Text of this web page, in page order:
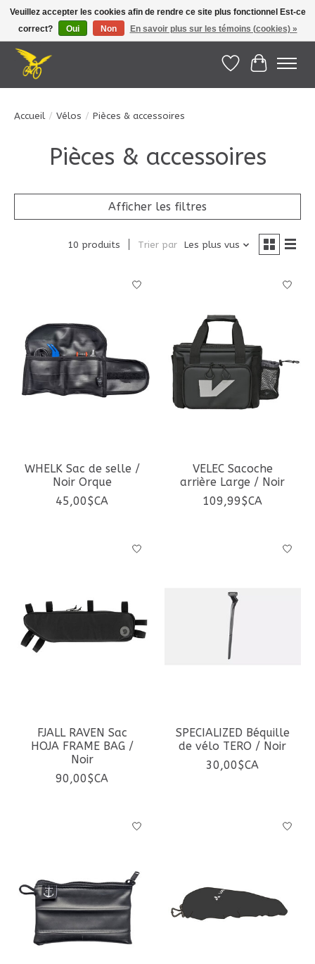
Le Pédalier | Îles de la Madeleine |info@lepedalier.com| 1-418-986-2965
Liste dePanier
Accueil / Vélos / Pièces & accessoires
Pièces & accessoires
Afficher les filtres
10 produits Trier par Les plus vus
WHELK Sac de selle /
Noir Orque
45,00$CA
VELEC Sacoche
arrière Large / Noir
109,99$CA
FJALL RAVEN Sac
HOJA FRAME BAG /
Noir
90,00$CA
SPECIALIZED Béquille
de vélo TERO / Noir
30,00$CA
Veuillez accepter les cookies afin de rendre ce site plus fonctionnel Est-ce
correct?
Oui Non En savoir plus sur les témoins (cookies) »